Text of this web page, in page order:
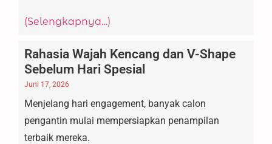
(Selengkapnya…)
Rahasia Wajah Kencang dan V-Shape
Sebelum Hari Spesial
Juni 17, 2026
Menjelang hari engagement, banyak calon
pengantin mulai mempersiapkan penampilan
terbaik mereka.